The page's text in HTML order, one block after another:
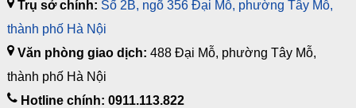
Trụ sở chính: Số 2B, ngõ 356 Đại Mỗ, phường Tây Mỗ,
thành phố Hà Nội
Văn phòng giao dịch: 488 Đại Mỗ, phường Tây Mỗ,
thành phố Hà Nội
Hotline chính: 0911.113.822